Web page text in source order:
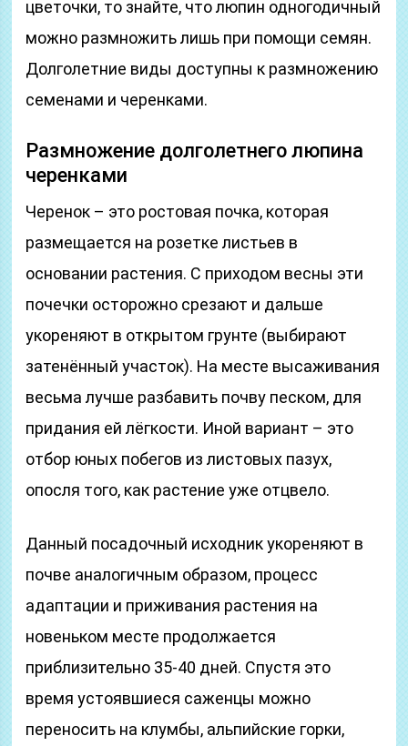
цветочки, то знайте, что люпин одногодичный
можно размножить лишь при помощи семян.
Долголетние виды доступны к размножению
семенами и черенками.
Размножение долголетнего люпина
черенками
Черенок – это ростовая почка, которая
размещается на розетке листьев в
основании растения. С приходом весны эти
почечки осторожно срезают и дальше
укореняют в открытом грунте (выбирают
затенённый участок). На месте высаживания
весьма лучше разбавить почву песком, для
придания ей лёгкости. Иной вариант – это
отбор юных побегов из листовых пазух,
опосля того, как растение уже отцвело.
Данный посадочный исходник укореняют в
почве аналогичным образом, процесс
адаптации и приживания растения на
новеньком месте продолжается
приблизительно 35-40 дней. Спустя это
время устоявшиеся саженцы можно
переносить на клумбы, альпийские горки,